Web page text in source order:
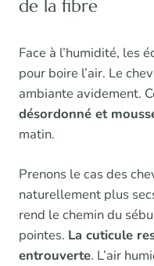
de la fibre
Face à l’humidité, les
pour boire l’air. Le
ambiante avidement.
désordonné et
matin.
Prenons le cas des
naturellement plus
rend le chemin du
pointes. La cuticule
entrouverte. L’air